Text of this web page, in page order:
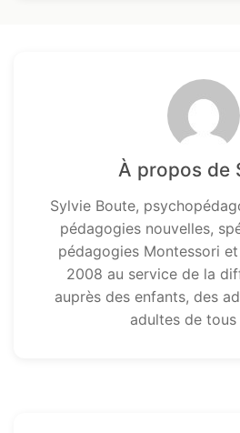
À propos de
Sylvie Boute,
pédagogies nouvelles,
pédagogies Montessori
2008 au service de la
auprès des enfants, des
adultes de tous